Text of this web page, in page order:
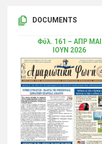
DOCUMENTS
Φύλ. 161 – ΑΠΡ ΜΑΙ
ΙΟΥΝ 2026